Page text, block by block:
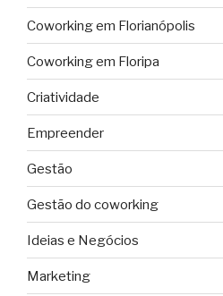
Coworking em Florianópolis
Coworking em Floripa
Criatividade
Empreender
Gestão
Gestão do coworking
Ideias e Negócios
Marketing